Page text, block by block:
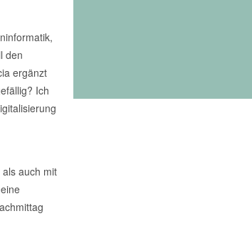
den
ergänzt
Ich
als auch mit